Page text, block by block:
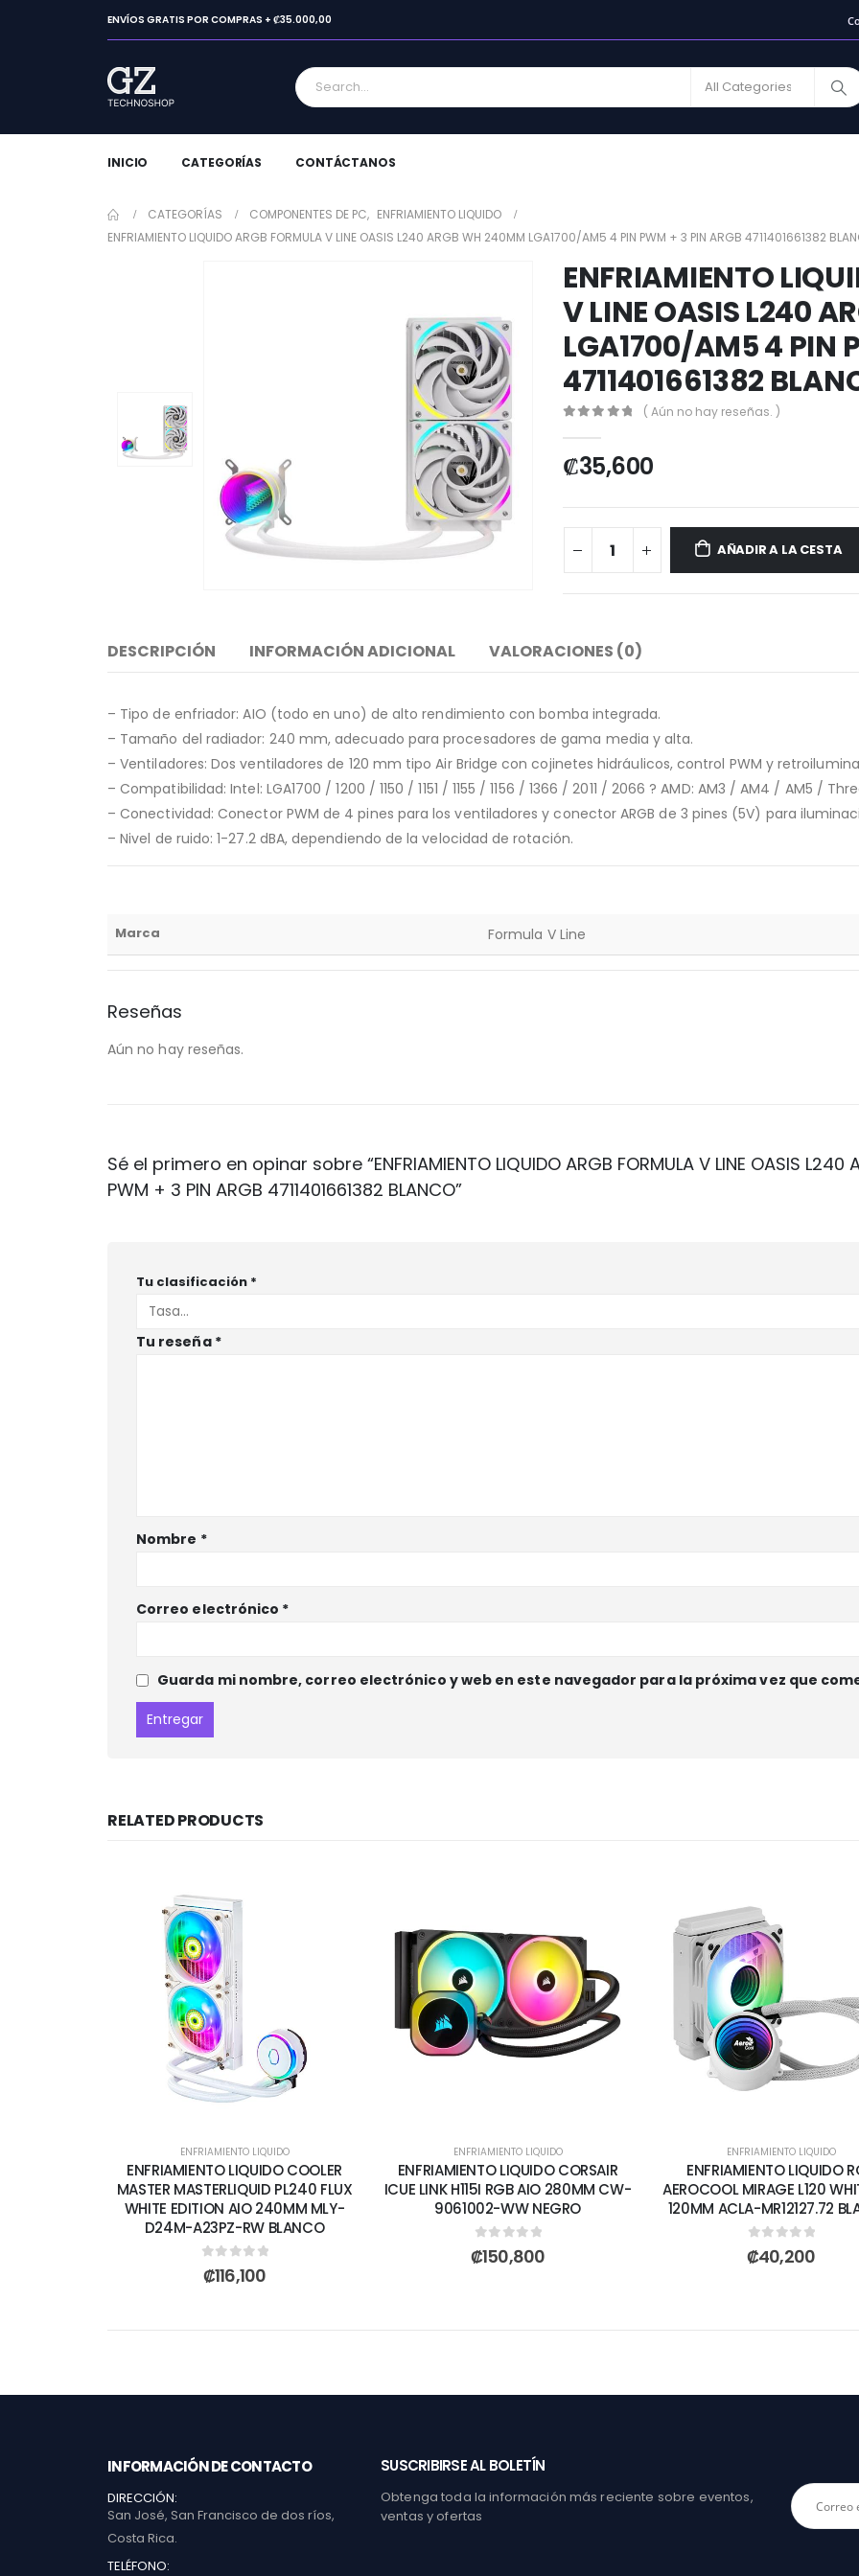
ENVÍOS GRATIS POR COMPRAS + ₡35.000,00
INICIO CATEGORÍAS CONTÁCTANOS
CATEGORÍAS COMPONENTES DE PC, ENFRIAMIENTO LIQUIDO
ENFRIAMIENTO LIQUIDO ARGB FORMULA V LINE OASIS L240 ARGB WH 240MM LGA1700/AM5 4 PIN PWM + 3 PIN ARGB 4711401661382
ENFRIAMIENTO
V LINE OASIS L240
LGA1700/AM5 4 PIN
4711401661382
( Aún no hay reseñas. )
₡35,600
AÑADIR A LA CESTA
DESCRIPCIÓN INFORMACIÓN ADICIONAL VALORACIONES (0)
– Tipo de enfriador: AIO (todo en uno) de alto rendimiento con bomba integrada.
– Tamaño del radiador: 240 mm, adecuado para procesadores de gama media y alta.
– Ventiladores: Dos ventiladores de 120 mm tipo Air Bridge con cojinetes hidráulicos, control PWM y
– Compatibilidad: Intel: LGA1700 / 1200 / 1150 / 1151 / 1155 / 1156 / 1366 / 2011 / 2066 ? AMD: AM3 / AM4 / AM5 /
– Conectividad: Conector PWM de 4 pines para los ventiladores y conector ARGB de 3 pines (5V) para
– Nivel de ruido: 1-27.2 dBA, dependiendo de la velocidad de rotación.
Marca Formula V Line
Reseñas
Aún no hay reseñas.
Sé el primero en opinar sobre “ENFRIAMIENTO LIQUIDO ARGB FORMULA V LINE OASIS
PWM + 3 PIN ARGB 4711401661382 BLANCO”
Tu clasificación *
Tu reseña *
Nombre *
Correo electrónico *
Guarda mi nombre, correo electrónico y web en este navegador para la próxima vez que
RELATED PRODUCTS
ENFRIAMIENTO LIQUIDO
ENFRIAMIENTO LIQUIDO COOLER
MASTER MASTERLIQUID PL240 FLUX
WHITE EDITION AIO 240MM MLY-
D24M-A23PZ-RW BLANCO
0out of 5
₡116,100
ENFRIAMIENTO LIQUIDO
ENFRIAMIENTO LIQUIDO CORSAIR
ICUE LINK H115I RGB AIO 280MM CW-
9061002-WW NEGRO
0out of 5
₡150,800
ENFRIAMIENTO LIQUIDO
ENFRIAMIENTO LIQUIDO
AEROCOOL MIRAGE L120
120MM ACLA-MR12127.72
0out of 5
₡40,200
INFORMACIÓN DE CONTACTO
DIRECCIÓN:
San José, San Francisco de dos ríos,
Costa Rica.
TELÉFONO:
SUSCRIBIRSE AL BOLETÍN
Obtenga toda la información más reciente sobre eventos,
ventas y ofertas